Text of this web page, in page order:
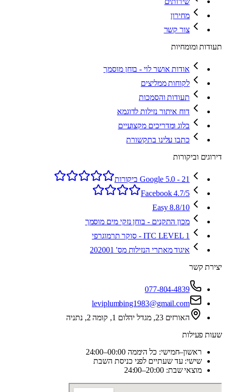
מחירון
צור קשר
תעודות ומומחיות
אודות אושר לוי - בוחן מוסמך
לקוחות ממליצים
תעודות והסמכות
דוח איתור נזילות לדוגמא
בלוג ומדריכים מקצועיים
כתבו עלינו בתקשורת
דירוגים וביקורות
Google 5.0 - 21 ביקורות
Facebook 4.7/5
Easy 8.8/10
מכון התקנים - בוחן נזקי מים מוסמך
ITC LEVEL 1 - סוקר תרמוגרפי
איגוד מאתרי הנזילות מס' 202001
יצירת קשר
077-804-4839
leviplumbing1983@gmail.com
האורזים 23, מגדל יהלום 1, קומה 2, נתניה
שעות פעילות
ראשון–חמישי: כל היממה 00:00–24:00
שישי: עד שעתיים לפני כניסת השבת
מוצאי שבת: 20:00–24:00